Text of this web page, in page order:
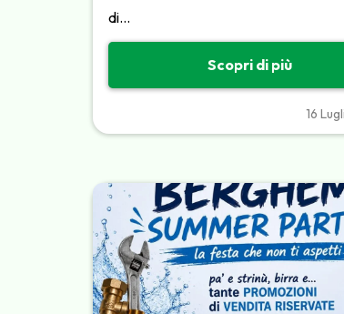
di…
Scopri di più
16